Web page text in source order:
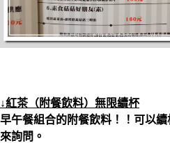
↓紅茶（附餐飲料）無限續杯
早午餐組合的附餐飲料！！可以
來詢問。